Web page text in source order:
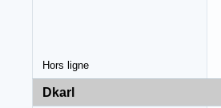
Hors ligne
Dkarl